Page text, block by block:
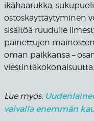
ikähaarukka,
ostoskäyttäytyminen
sisältöä ruudulle
painettujen mainosten
oman paikkansa –
viestintäkokonaisuutta.
Lue myös:
vaivalla enemmän